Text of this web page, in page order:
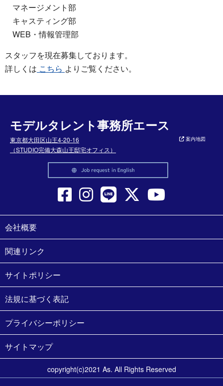
マネージメント部
キャスティング部
WEB・情報管理部
スタッフを現在募集しております。
詳しくは こちら よりご覧ください。
モデルタレント事務所エース
東京都大田区山王4-20-16
（STUDIO完備大森山王邸宅オフィス）
案内地図
会社概要
関連リンク
サイトポリシー
法規に基づく表記
プライバシーポリシー
サイトマップ
copyright(c)2021 As. All Rights Reserved